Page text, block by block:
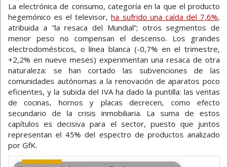
La electrónica de consumo, categoría en la que el producto
hegemónico es el televisor,ha sufrido una caída del 7,6%,
atribuida a “la resaca del Mundial”; otros segmentos de
menor peso no compensan el descenso. Los grandes
electrodomésticos, o línea blanca (-0,7% en el trimestre,
+2,2% en nueve meses) experimentan una resaca de otra
naturaleza: se han cortado las subvenciones de las
comunidades autónomas a la renovación de aparatos poco
eficientes, y la subida del IVA ha dado la puntilla: las ventas
de cocinas, hornos y placas decrecen, como efecto
secundario de la crisis inmobiliaria. La suma de estos
capítulos es decisiva para el sector, puesto que juntos
representan el 45% del espectro de productos analizado
por GfK.